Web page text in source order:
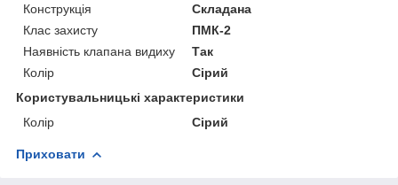
Конструкція
Складана
Клас захисту
ПМК-2
Наявність клапана видиху
Так
Колір
Сірий
Користувальницькі характеристики
Колір
Сірий
Приховати